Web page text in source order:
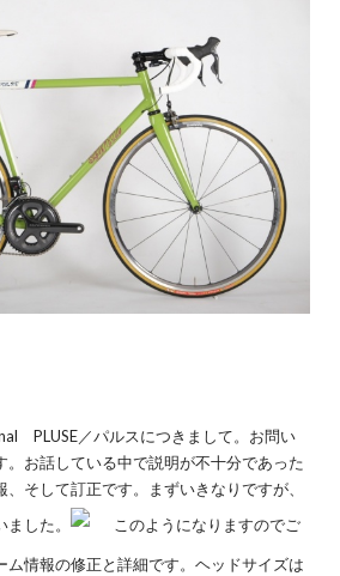
PLUSE／パルスにつきまして。お問い
。お話している中で説明が不十分であった
そして訂正です。まずいきなりですが、
した。
このようになりますのでご
ム情報の修正と詳細です。ヘッドサイズは